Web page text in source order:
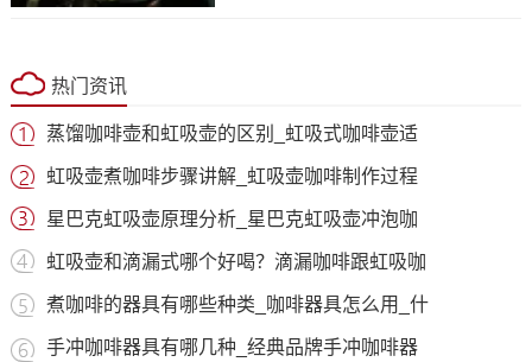
热门资讯
蒸馏咖啡壶和虹吸壶的区别_虹吸式咖啡壶适
虹吸壶煮咖啡步骤讲解_虹吸壶咖啡制作过程
星巴克虹吸壶原理分析_星巴克虹吸壶冲泡咖
虹吸壶和滴漏式哪个好喝？滴漏咖啡跟虹吸咖
煮咖啡的器具有哪些种类_咖啡器具怎么用_什
手冲咖啡器具有哪几种_经典品牌手冲咖啡器